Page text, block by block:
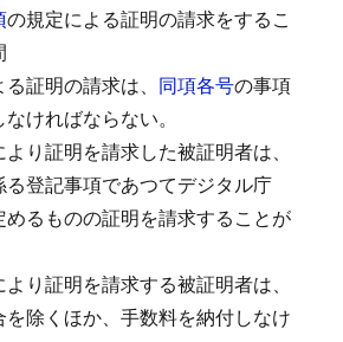
の規定による証明の請求をするこ
証明の請求は、 同項各号の事項
ければならない。
り証明を請求した被証明者は、
登記事項であつてデジタル庁
るものの証明を請求することが
り証明を請求する被証明者は、
除くほか、手数料を納付しなけ